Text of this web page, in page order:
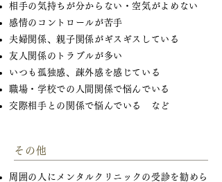
相手の気持ちが分からない・空気がよめない
感情のコントロールが苦手
夫婦関係、親子関係がギスギスしている
友人関係のトラブルが多い
いつも孤独感、疎外感を感じている
職場・学校での人間関係で悩んでいる
交際相手との関係で悩んでいる など
その他
周囲の人にメンタルクリニックの受診を勧めら